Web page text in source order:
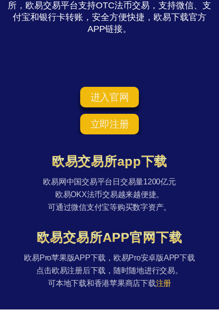
所，欧易交易平台支持OTC法币交易，支持微信、支
付宝和银行卡转账，安全方便快捷，欧易下载官方
APP链接。
进入官网
立即注册
欧易交易所app下载
欧易网中国交易平台日交易量1200亿元
欧易OKX法币交易越来越便捷。
可通过微信支付宝等购买数字资产。
欧易交易所APP官网下载
欧易Pro苹果版APP下载，欧易Pro安卓版APP下载
点击欧易注册后下载，随时随地进行交易。
可本地下载和香港苹果商店下载注册